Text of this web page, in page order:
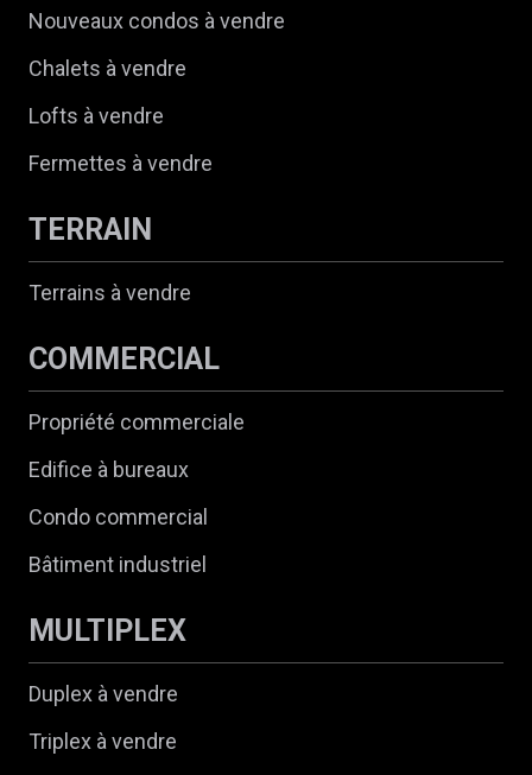
Nouveaux condos à vendre
Chalets à vendre
Lofts à vendre
Fermettes à vendre
TERRAIN
Terrains à vendre
COMMERCIAL
Propriété commerciale
Edifice à bureaux
Condo commercial
Bâtiment industriel
MULTIPLEX
Duplex à vendre
Triplex à vendre